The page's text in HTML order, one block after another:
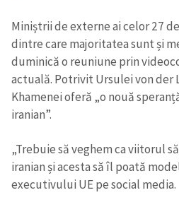
Miniștrii de externe ai celor 27
dintre care majoritatea sunt și
duminică o reuniune prin
actuală. Potrivit Ursulei von der
Khamenei oferă „o nouă
iranian”.
„Trebuie să veghem ca viitorul
iranian și acesta să îl poată
executivului UE pe social media.